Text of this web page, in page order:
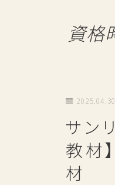
資格
2025.04.30
サン
教材
材